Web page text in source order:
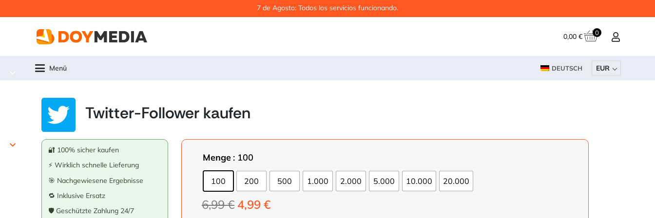
7 de Agosto: Todos los servicios funcionando.
0,00 € 0
Menü DEUTSCH EUR
Twitter-Follower kaufen
🔐 100% sicher kaufen
⚡ Wirklich schnelle Lieferung
🎯 Nachgewiesene Ergebnisse
🔁 Inklusive Ersatz
🛡️ Geschützte Zahlung 24/7
Menge : 100
100 200 500 1.000 2.000 5.000 10.000 20.000
6,99€ Ursprünglicher
4,99 €Aktueller